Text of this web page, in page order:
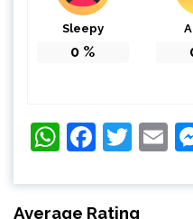
Sleepy
0 %
Average Rating